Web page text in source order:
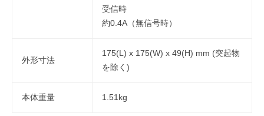
受信時
約0.4A（無信号時）
外形寸法
175(L) x 175(W) x 49(H) mm (突起物
を除く)
本体重量 1.51kg